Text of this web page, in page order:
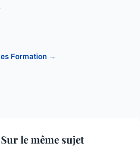
Formation →
le même sujet